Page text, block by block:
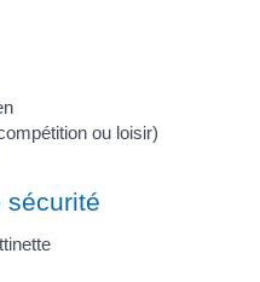
ou loisir)
sécurité